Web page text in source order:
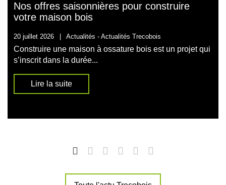
Nos offres saisonnières pour construire
votre maison bois
20 juillet 2026 Actualités - Actualités Trecobois
Construire une maison à ossature bois est un projet qui
s’inscrit dans la durée...
Lire la suite